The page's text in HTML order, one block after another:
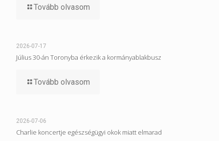
Tovább olvasom
2026-07-17
Július 30-án Toronyba érkezik a kormányablakbusz
Tovább olvasom
2026-07-06
Charlie koncertje egészségügyi okok miatt elmarad